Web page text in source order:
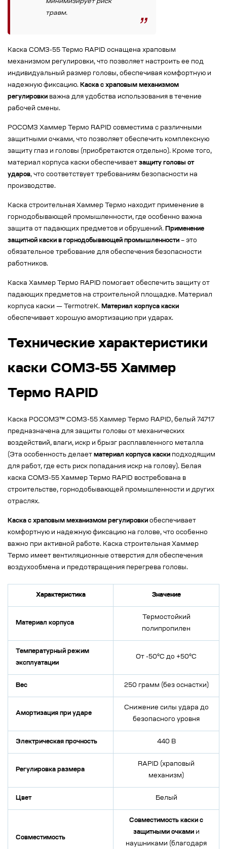
минимизирует риск
травм.
Каска СОМЗ-55 Термо RAPID оснащена храповым
механизмом регулировки, что позволяет настроить ее под
индивидуальный размер головы, обеспечивая комфортную и
надежную фиксацию. Каска с храповым механизмом
регулировки важна для удобства использования в течение
рабочей смены.
РОСОМЗ Хаммер Термо RAPID совместима с различными
защитными очками, что позволяет обеспечить комплексную
защиту глаз и головы (приобретаются отдельно). Кроме того,
материал корпуса каски обеспечивает защиту головы от
ударов, что соответствует требованиям безопасности на
производстве.
Каска строительная Хаммер Термо находит применение в
горнодобывающей промышленности, где особенно важна
защита от падающих предметов и обрушений. Применение
защитной каски в горнодобывающей промышленности – это
обязательное требование для обеспечения безопасности
работников.
Каска Хаммер Термо RAPID помогает обеспечить защиту от
падающих предметов на строительной площадке. Материал
корпуса каски — TermotreK. Материал корпуса каски
обеспечивает хорошую амортизацию при ударах.
Технические характеристики
каски СОМЗ-55 Хаммер
Термо RAPID
Каска РОСОМЗ™ СОМЗ-55 Хаммер Термо RAPID, белый 74717
предназначена для защиты головы от механических
воздействий, влаги, искр и брызг расплавленного металла
(Эта особенность делает материал корпуса каски подходящим
для работ, где есть риск попадания искр на голову). Белая
каска СОМЗ-55 Хаммер Термо RAPID востребована в
строительстве, горнодобывающей промышленности и других
отраслях.
Каска с храповым механизмом регулировки обеспечивает
комфортную и надежную фиксацию на голове, что особенно
важно при активной работе. Каска строительная Хаммер
Термо имеет вентиляционные отверстия для обеспечения
воздухообмена и предотвращения перегрева головы.
Характеристика Значение
Материал корпуса
Термостойкий
полипропилен
Температурный режим
эксплуатации
От -50°C до +50°C
Вес 250 грамм (без оснастки)
Амортизация при ударе
Снижение силы удара до
безопасного уровня
Электрическая прочность 440 В
Регулировка размера
RAPID (храповый
механизм)
Цвет Белый
Совместимость
Совместимость каски с
защитными очкамии
наушниками (благодаря